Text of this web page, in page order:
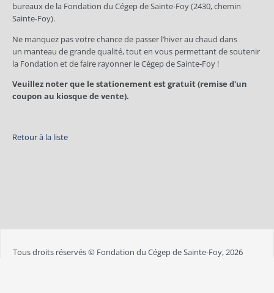
bureaux de la Fondation du Cégep de Sainte-Foy (2430, chemin
Sainte-Foy).
Ne manquez pas votre chance de passer l’hiver au chaud dans
un manteau de grande qualité, tout en vous permettant de soutenir
la Fondation et de faire rayonner le Cégep de Sainte-Foy !
Veuillez noter que le stationement est gratuit (remise d'un
coupon au kiosque de vente).
Retour à la liste
Tous droits réservés © Fondation du Cégep de Sainte-Foy, 2026